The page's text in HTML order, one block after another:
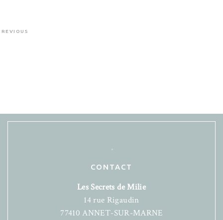
CONTACT
Les Secrets de Milie
14 rue Rigaudin
77410 ANNET-SUR-MARNE